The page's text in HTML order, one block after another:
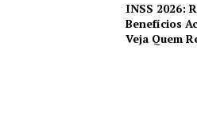
INSS 2026:
Benefícios
Veja Quem